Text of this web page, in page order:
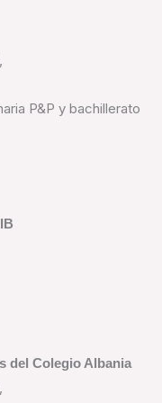
P&P y bachillerato
del Colegio Albania